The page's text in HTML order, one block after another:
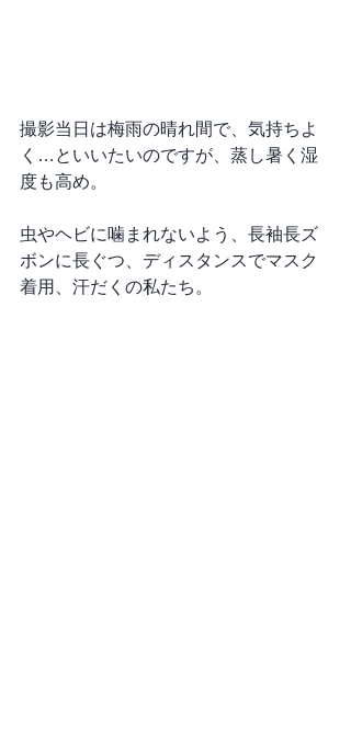
撮影当日は梅雨の晴れ間で、気持ちよ
く…といいたいのですが、蒸し暑く湿
度も高め。
虫やヘビに噛まれないよう、長袖長ズ
ボンに長ぐつ、ディスタンスでマスク
着用、汗だくの私たち。